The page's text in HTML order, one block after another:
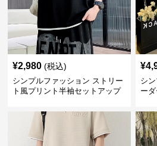
¥2,980 (税込)
シンプルファッション ストリー
ト風プリント半袖セットアップ
¥
シ
ー